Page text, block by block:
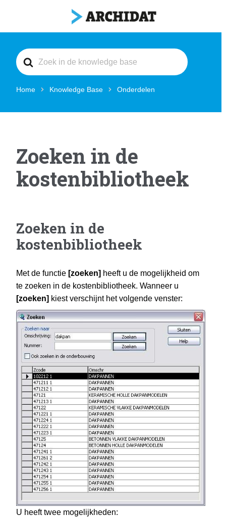
Search
For
Home Knowledge Base Onderdelen
Zoeken in de
kostenbibliotheek
Zoeken in de
kostenbibliotheek
Met de functie [zoeken] heeft u de mogelijkheid om
te zoeken in de kostenbibliotheek. Wanneer u
[zoeken] kiest verschijnt het volgende venster:
U heeft twee mogelijkheden: